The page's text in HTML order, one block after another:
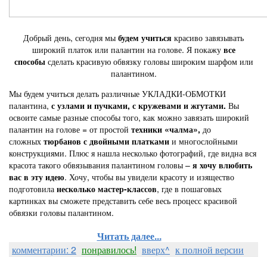
Добрый день, сегодня мы будем учиться красиво завязывать
широкий платок или палантин на голове. Я покажу все
способысделать красивую обвязку головы широким шарфом или
палантином.
Мы будем учиться делать различные УКЛАДКИ-ОБМОТКИ
палантина, с узлами и пучками, с кружевами и жгутами. Вы
освоите самые разные способы того, как можно завязать широкий
палантин на голове = от простой техники «чалма», до
сложных тюрбанов с двойными платками и многослойными
конструкциями. Плюс я нашла несколько фотографий, где видна вся
красота такого обвязывания палантином головы – я хочу влюбить
вас в эту идею. Хочу, чтобы вы увидели красоту и изящество
подготовила несколько мастер-классов, где в пошаговых
картинках вы сможете представить себе весь процесс красивой
обвязки головы палантином.
Читать далее...
комментарии: 2 понравилось! вверх^ к полной версии